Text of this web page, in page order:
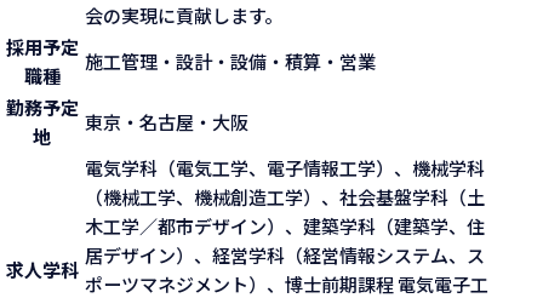
会の実現に貢献します。
採用予定
職種
施工管理・設計・設備・積算・営業
勤務予定
地
東京・名古屋・大阪
求人学科
電気学科（電気工学、電子情報工学）、機械学科
（機械工学、機械創造工学）、社会基盤学科（土
木工学／都市デザイン）、建築学科（建築学、住
居デザイン）、経営学科（経営情報システム、ス
ポーツマネジメント）、博士前期課程 電気電子工